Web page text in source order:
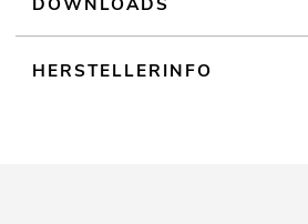
HERSTELLERINFO